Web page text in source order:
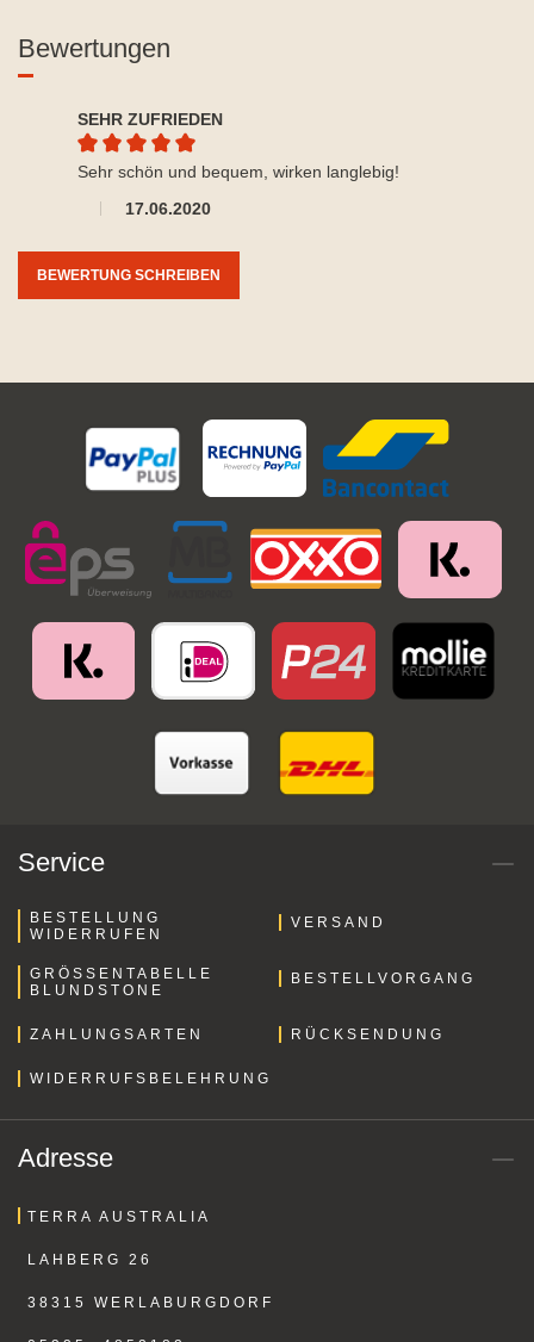
Bewertungen
SEHR ZUFRIEDEN
Durchschnittliche Bewertung von 5 von 5 Sternen
17.06.2020
Sehr schön und bequem, wirken langlebig!
BEWERTUNG SCHREIBEN
Service
BESTELLUNG
WIDERRUFEN
VERSAND
GRÖSSENTABELLE B
LUNDSTONE
BESTELLVORGANG
ZAHLUNGSARTEN RÜCKSENDUNG
WIDERRUFSBELEHRUNG
Adresse
TERRA AUSTRALIA
LAHBERG 26
38315 WERLABURGDORF